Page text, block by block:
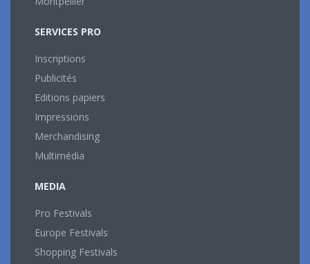
SERVICES PRO
Inscriptions
Publicités
Editions papiers
Impressions
Merchandising
Multimédia
MEDIA
Pro Festivals
Europe Festivals
Shopping Festivals